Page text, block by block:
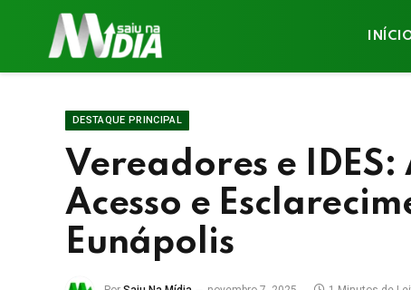
DESTAQUE PRINCIPAL
Vereadores e
Acesso e
Eunápolis